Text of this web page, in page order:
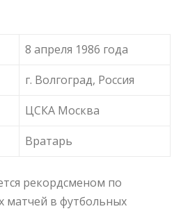
8 апреля 1986 года
г. Волгоград, Россия
ЦСКА Москва
Вратарь
рекордсменом по
матчей в футбольных